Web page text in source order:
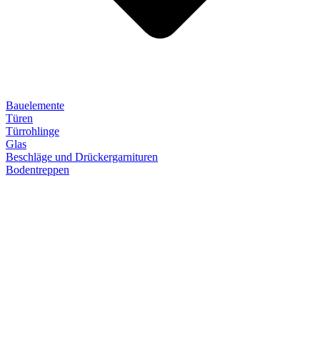
Bauelemente
Türen
Türrohlinge
Glas
Beschläge und Drückergarnituren
Bodentreppen